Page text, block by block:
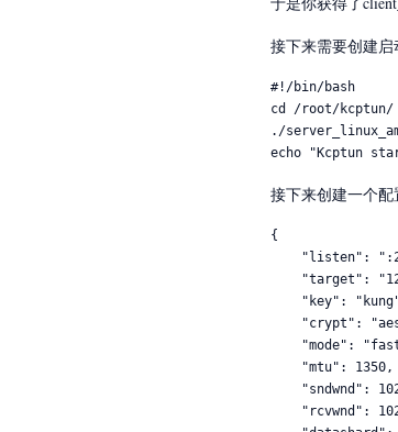
接下来需要创建启
#!/bin/bash
cd /root/kcptun/
./
echo "Kcptun
接下来创建一个配
{